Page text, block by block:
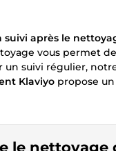
suivi après le
vous permet
un suivi régulier,
Klaviyo propose
le nettoyage